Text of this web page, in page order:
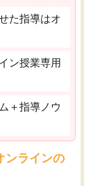
た指導はオ
ン授業専用
＋指導ノウ
ンラインの